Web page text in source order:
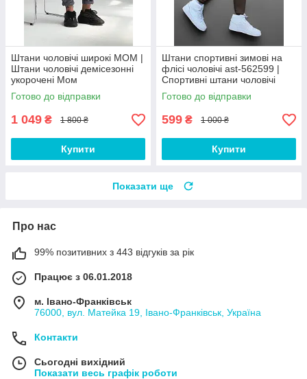
Штани чоловічі широкі МОМ |
Штани чоловічі демісезонні
укорочені Мом
Готово до відправки
1 049 ₴ 1 800 ₴
Купити
Штани спортивні зимові на
флісі чоловічі ast-562599 |
Спортивні штани чоловічі
теплі Люкс якості
Готово до відправки
599 ₴ 1 000 ₴
Купити
Показати ще
Про нас
99% позитивних з 443 відгуків за рік
Працює з 06.01.2018
м. Івано-Франківськ
76000, вул. Матейка 19, Івано-Франківськ, Україна
Контакти
Сьогодні вихідний
Показати весь графік роботи